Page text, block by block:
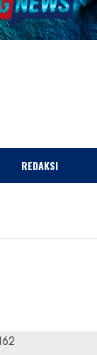
REDAKSI